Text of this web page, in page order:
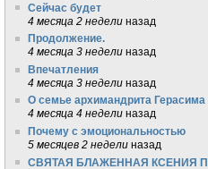
Сейчас будет
4 месяца 2 недели назад
Продолжение.
4 месяца 3 недели назад
Впечатления
4 месяца 3 недели назад
О семье архимандрита Герасима
4 месяца 4 недели назад
Почему с эмоциональностью
5 месяцев 2 недели назад
СВЯТАЯ БЛАЖЕННАЯ КСЕНИЯ